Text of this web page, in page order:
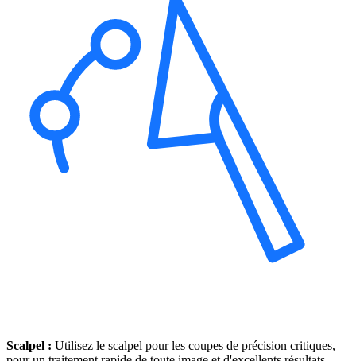
Scalpel : Utilisez le scalpel pour les coupes de précision critiques,